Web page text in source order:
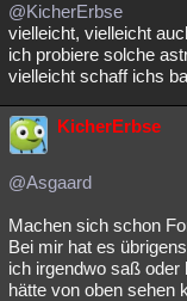
@KicherErbse
vielleicht, vielleicht
ich probiere solche
vielleicht schaff ichs
KicherErbse
@Asgaard
Machen sich schon
Bei mir hat es
ich irgendwo saß
hätte von oben sehen